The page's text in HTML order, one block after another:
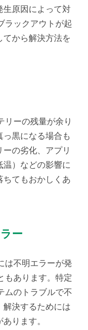
生原因によって対
ラックアウトが起
てから解決方法を
リーの残量が余り
黒になる場合も
の劣化、アプリ
温）などの影響に
ちてもおかしくあ
ー
は不明エラーが発
もあります。特定
ムのトラブルで不
解決するためには
ります。